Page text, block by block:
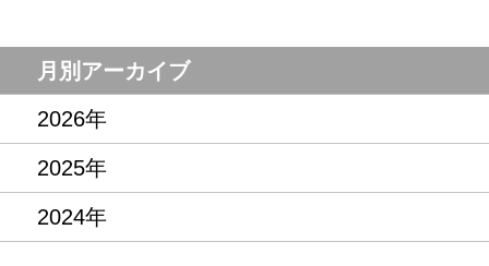
月別アーカイブ
2026年
2025年
2024年